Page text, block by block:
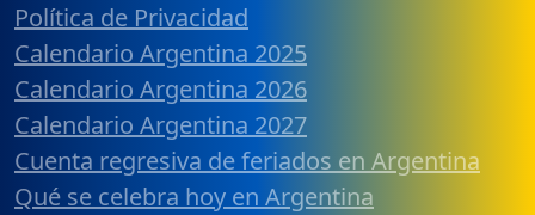
Política de Privacidad
Calendario Argentina 2025
Calendario Argentina 2026
Calendario Argentina 2027
Cuenta regresiva de feriados en Argentina
Qué se celebra hoy en Argentina